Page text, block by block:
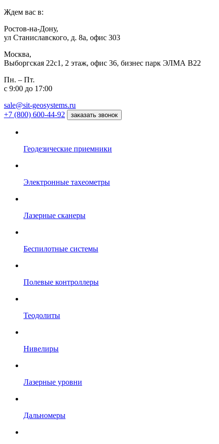
Ждем вас в:
Ростов-на-Дону,
ул Станиславского, д. 8а, офис 303
Москва,
Выборгская 22с1, 2 этаж, офис 36, бизнес парк ЭЛМА В22
Пн. – Пт.
с 9:00 до 17:00
sale@sit-geosystems.ru
+7 (800) 600-44-92
заказать звонок
Геодезические приемники
Электронные тахеометры
Лазерные сканеры
Беспилотные системы
Полевые контроллеры
Теодолиты
Нивелиры
Лазерные уровни
Дальномеры